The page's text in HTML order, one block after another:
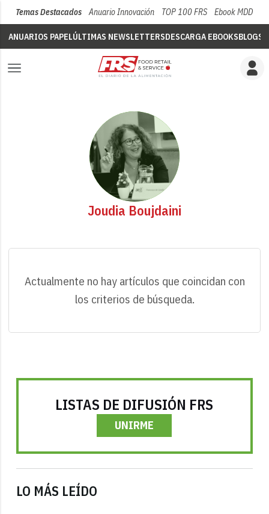
Temas Destacados Anuario Innovación TOP 100 FRS Ebook MDD
ANUARIOS PAPELÚLTIMAS NEWSLETTERSDESCARGA EBOOKSBLOGS
Joudia Boujdaini
Actualmente no hay artículos que coincidan con
los criterios de búsqueda.
LISTAS DE DIFUSIÓN FRS
UNIRME
LO MÁS LEÍDO